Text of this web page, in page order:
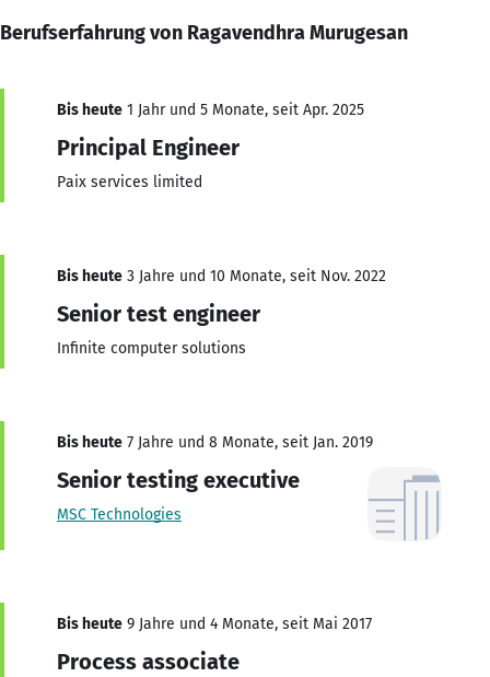
Berufserfahrung von Ragavendhra Murugesan
Bis heute 1 Jahr und 5 Monate, seit Apr. 2025
Principal Engineer
Paix services limited
Bis heute 3 Jahre und 10 Monate, seit Nov. 2022
Senior test engineer
Infinite computer solutions
Bis heute 7 Jahre und 8 Monate, seit Jan. 2019
Senior testing executive
MSC Technologies
Bis heute 9 Jahre und 4 Monate, seit Mai 2017
Process associate